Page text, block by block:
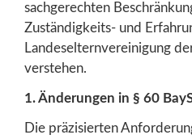
sachgerechten
Zuständigkeits- und
Landeselternvereinigung
verstehen.
1. Änderungen in § 60
Die präzisierten